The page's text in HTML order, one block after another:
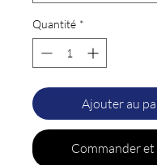
Quantité *
Ajouter au
Commander